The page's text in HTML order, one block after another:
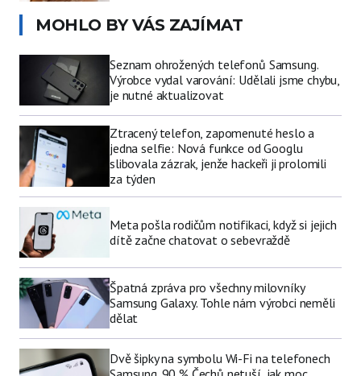
MOHLO BY VÁS ZAJÍMAT
Seznam ohrožených telefonů Samsung.
Výrobce vydal varování: Udělali jsme chybu,
je nutné aktualizovat
Ztracený telefon, zapomenuté heslo a
jedna selfie: Nová funkce od Googlu
slibovala zázrak, jenže hackeři ji prolomili
za týden
Meta pošla rodičům notifikaci, když si jejich
dítě začne chatovat o sebevraždě
Špatná zpráva pro všechny milovníky
Samsung Galaxy. Tohle nám výrobci neměli
dělat
Dvě šipky na symbolu Wi-Fi na telefonech